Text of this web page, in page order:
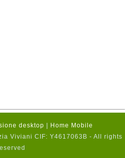
desktop
Home Mobile
Viviani CIF: Y4617063B - All rights